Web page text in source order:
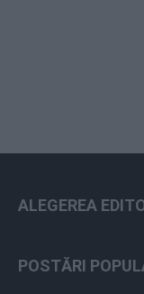
ALEGEREA
POSTĂRI